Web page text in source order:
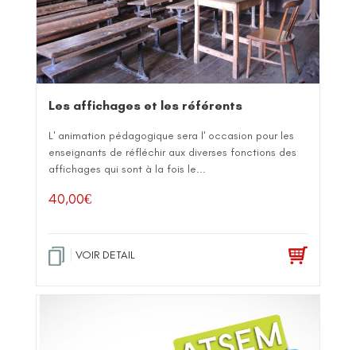
Les affichages et les référents
L' animation pédagogique sera l' occasion pour les
enseignants de réfléchir aux diverses fonctions des
affichages qui sont à la fois le...
40,00€
VOIR DETAIL